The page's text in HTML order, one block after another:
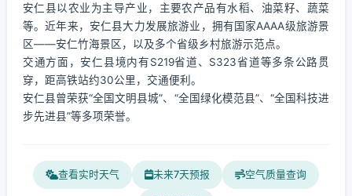
安仁县以农业为主导产业，主要农产品有水稻、油菜籽、蔬菜
等。近年来，安仁县大力发展旅游业，拥有国家AAAA级旅游景
区——安仁竹海景区，以及多个省级乡村旅游示范点。
交通方面，安仁县境内有S219省道、S323省道等多条公路贯
穿，距高铁站约30公里，交通便利。
安仁县曾荣获“全国文明县城”、“全国绿化模范县”、“全国科技进
步先进县”等多项荣誉。
查看实时天气 未来7天预报 空气质量查询